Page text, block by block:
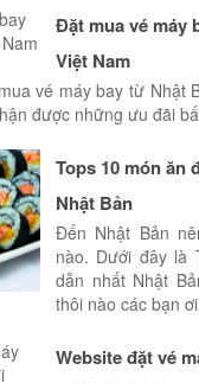
Đặt mua vé máy
Việt Nam
vé máy bay từ Nhật
được những ưu đãi
Tops 10 món ăn
Nhật Bản
Đến Nhật Bản
nào. Dưới đây là
dẫn nhất Nhật
thôi nào các bạn
Website đặt vé